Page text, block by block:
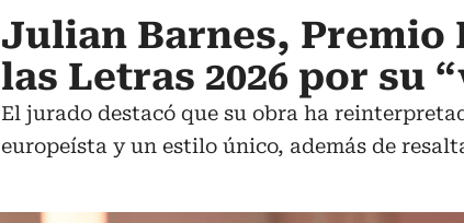
Julian Barnes, Premio
las Letras 2026 por su
El jurado destacó que su obra ha
europeísta y un estilo único, además de